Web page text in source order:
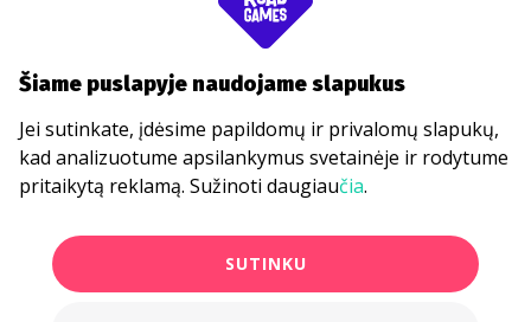
Šiame puslapyje naudojame slapukus
Jei sutinkate, įdėsime papildomų ir privalomų slapukų,
kad analizuotume apsilankymus svetainėje ir rodytume
pritaikytą reklamą. Sužinoti daugiaučia.
SUTINKU